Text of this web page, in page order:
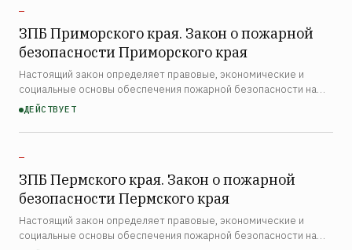
—
ЗПБ Приморского края. Закон о пожарной
безопасности Приморского края
Настоящий закон определяет правовые, экономические и
социальные основы обеспечения пожарной безопасности на
территории Приморского края. Закон распространяется на
ДЕЙСТВУЕТ
—
ЗПБ Пермского края. Закон о пожарной
безопасности Пермского края
Настоящий закон определяет правовые, экономические и
социальные основы обеспечения пожарной безопасности на